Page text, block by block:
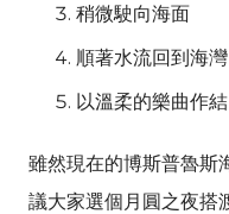
稍微駛向海面
順著水流回到海灣
以溫柔的樂曲作結
雖然現在的博斯普魯斯
議大家選個月圓之夜搭